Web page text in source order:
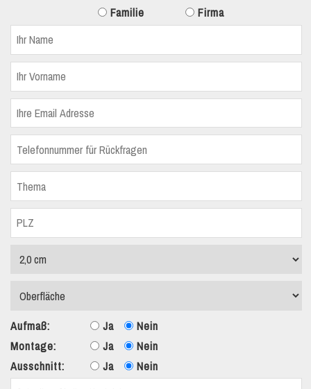
Familie
Firma
Aufmaß: Ja
Nein
Montage:
Ja
Nein
Ausschnitt:
Ja Nein